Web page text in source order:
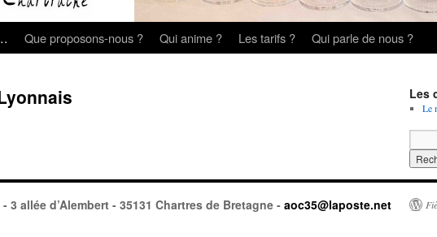
Que proposons-nous ? Qui anime ? Les tarifs ? Qui parle de nous ?
Les
Le
allée d’Alembert - 35131 Chartres de Bretagne - aoc35@laposte.net